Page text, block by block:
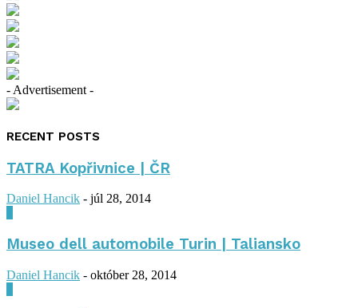
- Advertisement -
RECENT POSTS
TATRA Kopřivnice | ČR
Daniel Hancik - júl 28, 2014
Museo dell automobile Turin | Taliansko
Daniel Hancik - október 28, 2014